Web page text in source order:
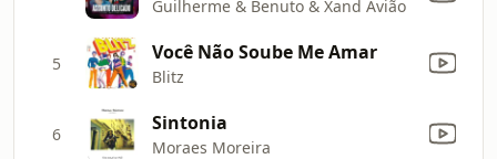
Guilherme & Benuto & Xand Avião
5 Você Não Soube Me Amar
Blitz
6 Sintonia
Moraes Moreira